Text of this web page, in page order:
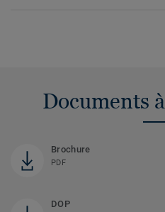
Documents
Brochure
PDF
DOP